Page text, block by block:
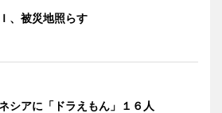
、被災地照らす
シアに「ドラえもん」１６人